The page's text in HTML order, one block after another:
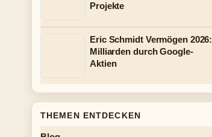
Projekte
Eric Schmidt Vermögen 2026:
Milliarden durch Google-
Aktien
THEMEN ENTDECKEN